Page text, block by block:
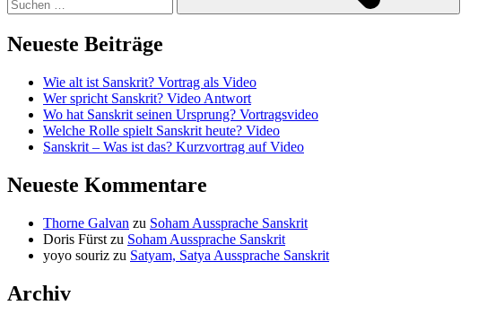
Neueste Beiträge
Wie alt ist Sanskrit? Vortrag als Video
Wer spricht Sanskrit? Video Antwort
Wo hat Sanskrit seinen Ursprung? Vortragsvideo
Welche Rolle spielt Sanskrit heute? Video
Sanskrit – Was ist das? Kurzvortrag auf Video
Neueste Kommentare
Thorne Galvan zu Soham Aussprache Sanskrit
Doris Fürst zu Soham Aussprache Sanskrit
yoyo souriz zu Satyam, Satya Aussprache Sanskrit
Archiv